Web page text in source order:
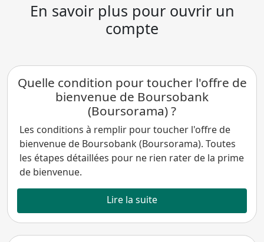
En savoir plus pour ouvrir un
compte
Quelle condition pour toucher l'offre de
bienvenue de Boursobank
(Boursorama) ?
Les conditions à remplir pour toucher l'offre de
bienvenue de Boursobank (Boursorama). Toutes
les étapes détaillées pour ne rien rater de la prime
de bienvenue.
Lire la suite